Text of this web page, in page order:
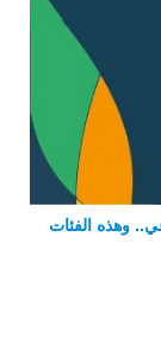
وهذه الفئات